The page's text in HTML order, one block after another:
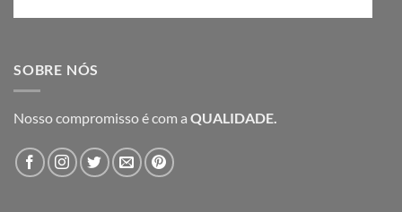
SOBRE NÓS
Nosso compromisso é com a QUALIDADE.